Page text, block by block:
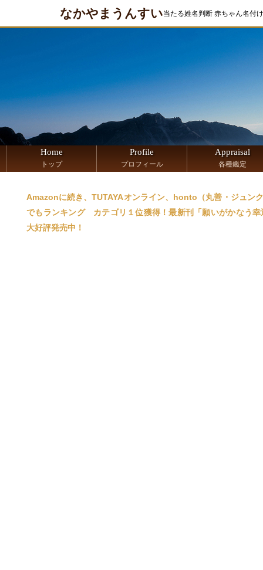
なかやまうんすい当たる姓名判断 赤ちゃん名付
Home
トップ
Profile
プロフィール
Appraisal
各種鑑定
Amazonに続き、TUTAYAオンライン、honto（丸善・ジュン
でもランキング カテゴリ１位獲得！最新刊「願いがかなう
大好評発売中！